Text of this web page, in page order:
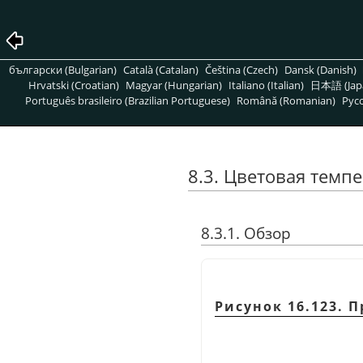
български (Bulgarian) Català (Catalan) Čeština (Czech) Dansk (Danish)
Hrvatski (Croatian) Magyar (Hungarian) Italiano (Italian) 日本語
Português brasileiro (Brazilian Portuguese) Română (Romanian)
8.3. Цветовая
8.3.1. Обзор
Рисунок 16.123.